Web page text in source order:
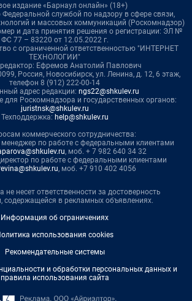
издание «Барнаул онлайн» (18+)
Федеральной службой по надзору в сфере связи,
и массовых коммуникаций (Роскомнадзор)
и дата принятия решения о регистрации: ЭЛ №
ФС 77 – 83220 от 12.05.2022 г.
с ограниченной ответственностью "ИНТЕРНЕТ
ТЕХНОЛОГИИ"
Ефремов Анатолий Павлович
Россия, Новосибирск, ул. Ленина, д. 12, 6 этаж,
телефон 8 (912) 222-00-14
адрес редакции: ngs22@shkulev.ru
для Роскомнадзора и государственных органов:
juristnsk@shkulev.ru
Техподдержка: help@shkulev.ru
коммерческого сотрудничества:
по работе с федеральными клиентами
, моб. + 7 982 640 34 32
по работе с федеральными клиентами
, моб. +7 910 402 4056
не несет ответственности за достоверность
содержащейся в рекламных объявлениях.
Информация об ограничениях
использования cookies
Рекомендательные системы
и обработки персональных данных и
правила использования сайта